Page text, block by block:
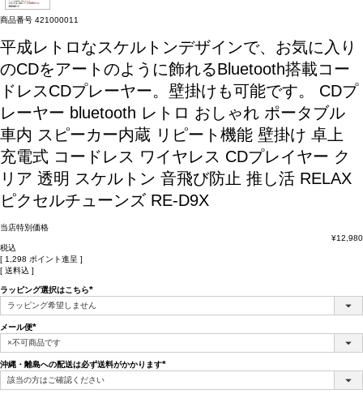
商品番号 421000011
平成レトロなスケルトンデザインで、お気に入り
のCDをアートのように飾れるBluetooth搭載コー
ドレスCDプレーヤー。壁掛けも可能です。
CDプ
レーヤー bluetooth レトロ おしゃれ ポータブル
車内 スピーカー内蔵 リピート機能 壁掛け 卓上
充電式 コードレス ワイヤレス CDプレイヤー ク
リア 透明 スケルトン 音飛び防止 推し活 RELAX
ピクセルチューンズ RE-D9X
当店特別価格
¥12,980
税込
[ 1,298 ポイント進呈 ]
送料込
ラッピング選択はこちら
(必
須)
メール便
(必
須)
沖縄・離島への配送は必ず送料がかかります
須)